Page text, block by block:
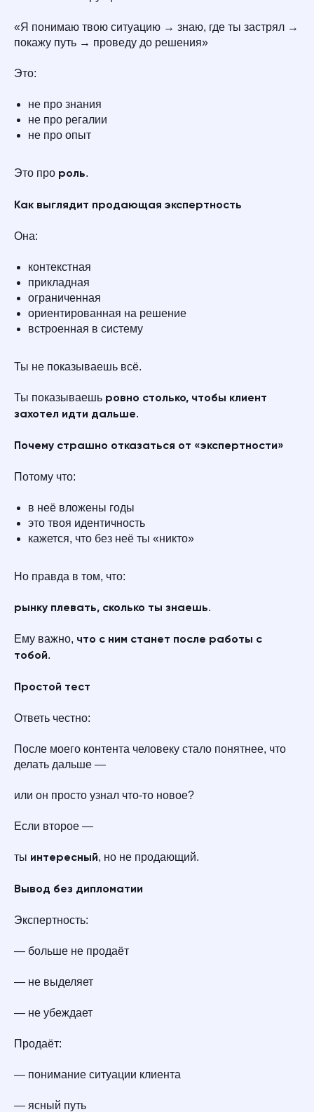
«Я понимаю твою ситуацию → знаю, где ты застрял →
покажу путь → проведу до решения»
Это:
не про знания
не про регалии
не про опыт
Это про роль.
Как выглядит продающая экспертность
Она:
контекстная
прикладная
ограниченная
ориентированная на решение
встроенная в систему
Ты не показываешь всё.
Ты показываешь ровно столько, чтобы клиент
захотел идти дальше.
Почему страшно отказаться от «экспертности»
Потому что:
в неё вложены годы
это твоя идентичность
кажется, что без неё ты «никто»
Но правда в том, что:
рынку плевать, сколько ты знаешь.
Ему важно, что с ним станет после работы с
тобой.
Простой тест
Ответь честно:
После моего контента человеку стало понятнее, что
делать дальше —
или он просто узнал что-то новое?
Если второе —
ты интересный, но не продающий.
Вывод без дипломатии
Экспертность:
— больше не продаёт
— не выделяет
— не убеждает
Продаёт:
— понимание ситуации клиента
— ясный путь